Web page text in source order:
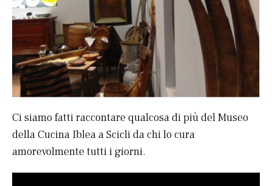
Ci siamo fatti raccontare qualcosa di più del Museo
della Cucina Iblea a Scicli da chi lo cura
amorevolmente tutti i giorni.